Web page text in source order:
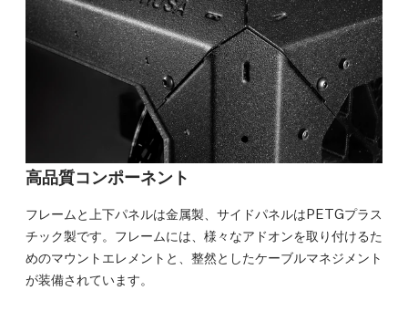
高品質コンポーネント
フレームと上下パネルは金属製、サイドパネルはPETGプラス
チック製です。フレームには、様々なアドオンを取り付けるた
めのマウントエレメントと、整然としたケーブルマネジメント
が装備されています。